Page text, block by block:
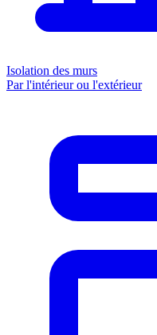
Isolation des murs
Par l'intérieur ou l'extérieur